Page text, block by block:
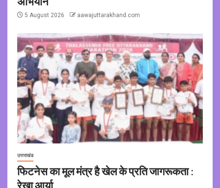
5 August 2026 aawajuttarakhand.com
उत्तराखंड
फिटनेस का मूल मंत्र है खेल के प्रति जागरूकता :
रेखा आर्या